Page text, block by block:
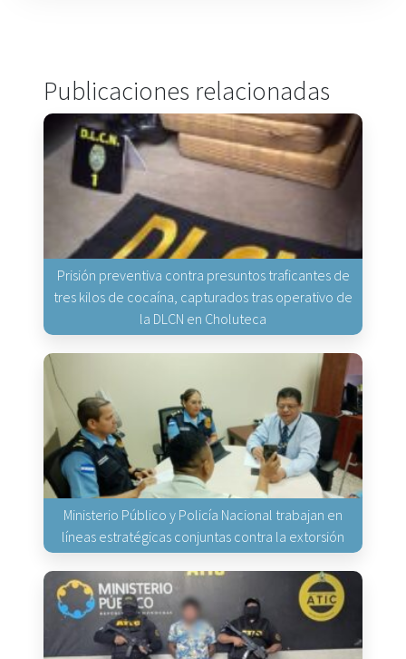
Publicaciones relacionadas
Prisión preventiva contra presuntos traficantes de
tres kilos de cocaína, capturados tras operativo de
la DLCN en Choluteca
Ministerio Público y Policía Nacional trabajan en
líneas estratégicas conjuntas contra la extorsión